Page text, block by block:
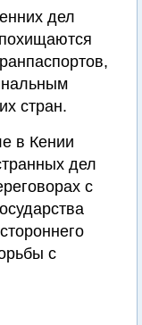
дел
стран.
в Кении
дел
с
с